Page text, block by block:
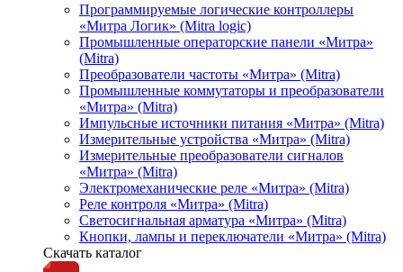
Программируемые логические контроллеры
«Митра Логик» (Mitra logic)
Промышленные операторские панели «Митра»
(Mitra)
Преобразователи частоты «Митра» (Mitra)
Промышленные коммутаторы и преобразователи
«Митра» (Mitra)
Импульсные источники питания «Митра» (Mitra)
Измерительные устройства «Митра» (Mitra)
Измерительные преобразователи сигналов
«Митра» (Mitra)
Электромеханические реле «Митра» (Mitra)
Реле контроля «Митра» (Mitra)
Светосигнальная арматура «Митра» (Mitra)
Кнопки, лампы и переключатели «Митра» (Mitra)
Скачать каталог